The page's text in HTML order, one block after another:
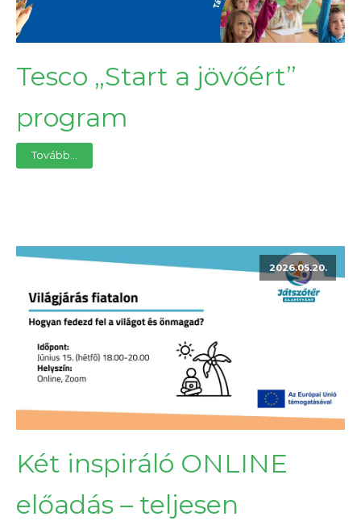
Tesco „Start a jövőért”
program
Tovább...
2026.05.20.
Két inspiráló ONLINE
előadás – teljesen